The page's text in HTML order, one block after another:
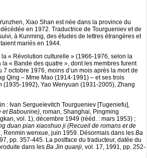
Xiao Shan est née dans la province du
en 1972. Traductrice de Tourgueniev et de
à Kunming, des études de lettres étrangères et
mariés en 1944.
« Révolution culturelle » (1966-1976, selon la
« Bande des quatre », dont les membres furent
octobre 1976, moins d’un mois après la mort de
Qing – Mme Mao (1914-1991) – et ses trois
(1935-1992), Yao Wenyuan (1931-2005), Zhang
: Ivan Sergueïevitch Tourgueniev [Tugeniefu],
et Babourine), roman, Shanghai, Pingming
vol. 1), décembre 1949 (rééd. : mars 1953) ;
duan pian xiaoshuo ji (Recueil de romans et de
, Renmin wenxue, juin 1959. Désormais dans les Ba
pp. 357-445. La postface du traducteur, datée du
dans les Ba Jin quanji, vol. 17, 1991, pp. 252-